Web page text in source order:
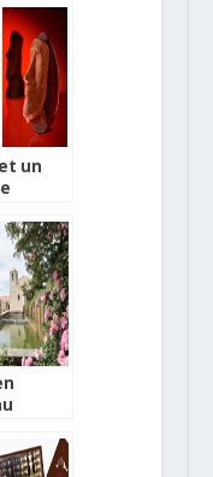
un